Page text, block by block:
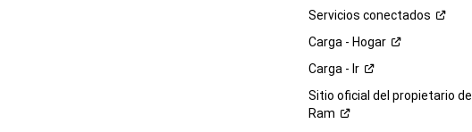
Servicios conectados
Carga - Hogar
Carga - Ir
Sitio oficial del propietario de
Ram